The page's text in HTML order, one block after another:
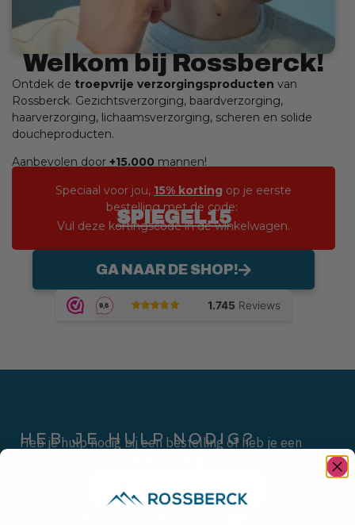
Welkom bij Rossberck!
Ontdek de troepvrije verzorgingsproducten van
Rossberck. Gezichtsverzorging, baardverzorging,
haarverzorging, lichaamsverzorging, scheren en solide
doucheproducten.
Aanbevolen door +15.000 mannen!
Speciaal voor jou, 15% korting op je eerste
bestelling met de code:
SPIEGEL15
Vul deze kortingscode in de winkelwagen.
GA NAAR DE SHOP!
HEB JE HULP NODIG?
Heb je hulp nodig bij een bestelling of heb je een